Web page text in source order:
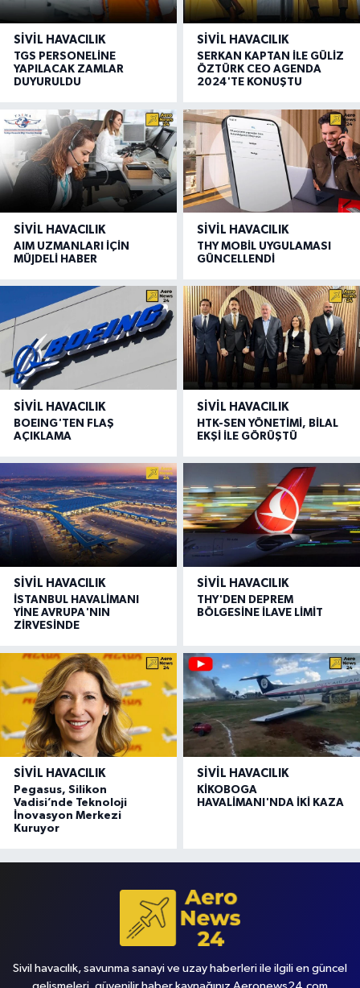
SIVIL HAVACILIK
TGS PERSONELİNE
YAPILACAK ZAMLAR
DUYURULDU
SIVIL HAVACILIK
SERKAN KAPTAN İLE GÜLİZ
ÖZTÜRK CEO AGENDA
2024'TE KONUŞTU
SIVIL HAVACILIK
AIM UZMANLARI İÇİN
MÜJDELİ HABER
SIVIL HAVACILIK
THY MOBİL UYGULAMASI
GÜNCELLENDİ
SIVIL HAVACILIK
BOEING'TEN FLAŞ
AÇIKLAMA
SIVIL HAVACILIK
HTK-SEN YÖNETİMİ, BİLAL
EKŞİ İLE GÖRÜŞTÜ
SIVIL HAVACILIK
İSTANBUL HAVALİMANI
YİNE AVRUPA'NIN
ZİRVESİNDE
SIVIL HAVACILIK
THY'DEN DEPREM
BÖLGESİNE İLAVE LİMİT
SIVIL HAVACILIK
Pegasus, Silikon
Vadisi’nde Teknoloji
İnovasyon Merkezi
Kuruyor
SIVIL HAVACILIK
KİKOBOGA
HAVALİMANI'NDA İKİ KAZA
Sivil havacılık, savunma sanayi ve uzay haberleri ile ilgili en güncel